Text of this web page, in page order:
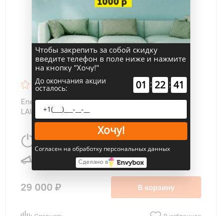
5 15
Energolux SAS09AR1-A/SAU09AR1-A NEW
LAUSANNE
2640 Вт 25 м2
29 000 ₽ В корзину
Чтобы закрепить за собой скидку
введите телефон в поле ниже и нажмите
на кнопку "Хочу!"
До окончания акции
осталось: 01 : 22 : 40
Хочу!
Согласен на обработку персональных данных
Сделано в